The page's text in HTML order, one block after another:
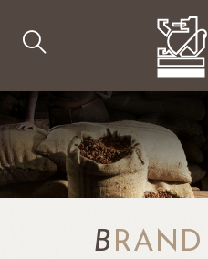
BRAND